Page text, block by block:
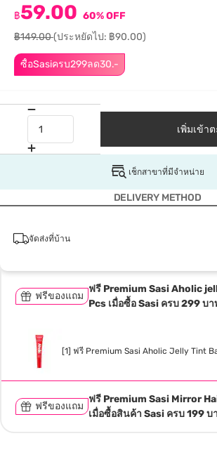
ซื้อSasiครบ299ลด30.-
฿59.00 60% OFF
฿149.00(ประหยัดไป: ฿90.00)
เพิ่มเข้า
เช็กสาขาที่มีจำหน่าย
DELIVERY METHOD
จัดส่งที่บ้าน
ฟรีของแถม
ฟรี Premium Sasi Aholic
Pcs เมื่อซื้อ Sasi ครบ 299 บา
[1] ฟรี Premium Sasi Aholic Jelly Tint
ฟรีของแถม
ฟรี Premium Sasi Mirror
เมื่อซื้อสินค้า Sasi ครบ 199 บ